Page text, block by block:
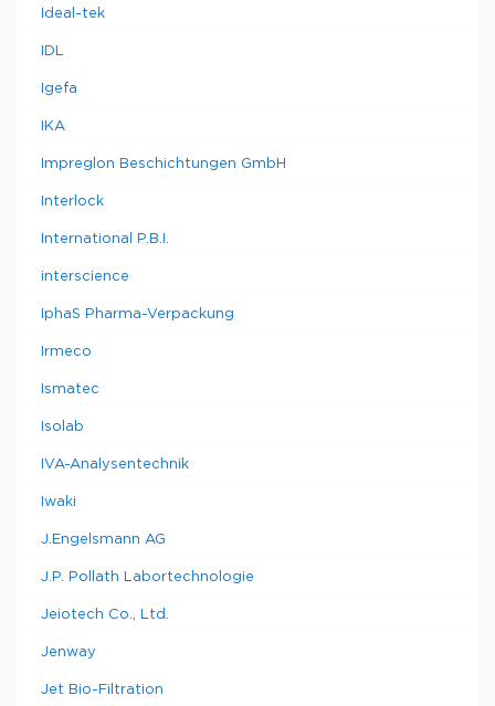
Ideal-tek
IDL
Igefa
IKA
Impreglon Beschichtungen GmbH
Interlock
International P.B.I.
interscience
IphaS Pharma-Verpackung
Irmeco
Ismatec
Isolab
IVA-Analysentechnik
Iwaki
J.Engelsmann AG
J.P. Pollath Labortechnologie
Jeiotech Co., Ltd.
Jenway
Jet Bio-Filtration